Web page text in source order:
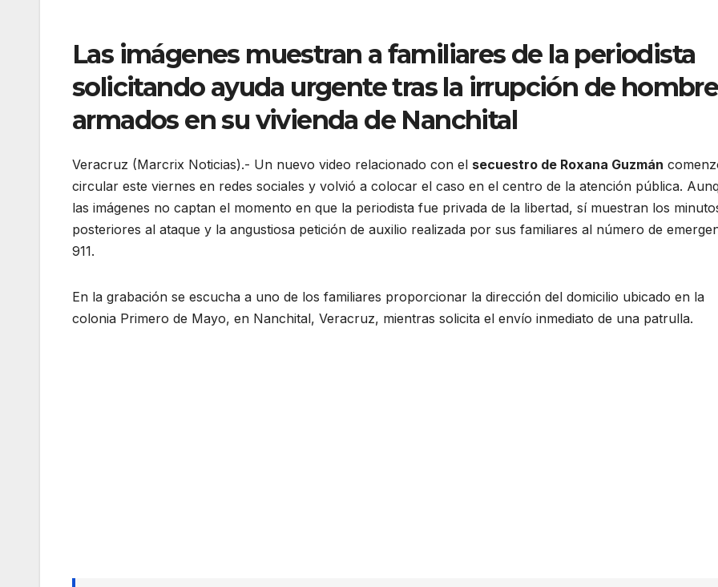
Las imágenes muestran a familiares de la periodista
solicitando ayuda urgente tras la irrupción de
armados en su vivienda de Nanchital
Veracruz (Marcrix Noticias).- Un nuevo video relacionado con el secuestro de Roxana Guzmán
circular este viernes en redes sociales y volvió a colocar el caso en el centro de la atención pública.
las imágenes no captan el momento en que la periodista fue privada de la libertad, sí muestran los
posteriores al ataque y la angustiosa petición de auxilio realizada por sus familiares al número de
911.
En la grabación se escucha a uno de los familiares proporcionar la dirección del domicilio ubicado en la
colonia Primero de Mayo, en Nanchital, Veracruz, mientras solicita el envío inmediato de una patrulla.